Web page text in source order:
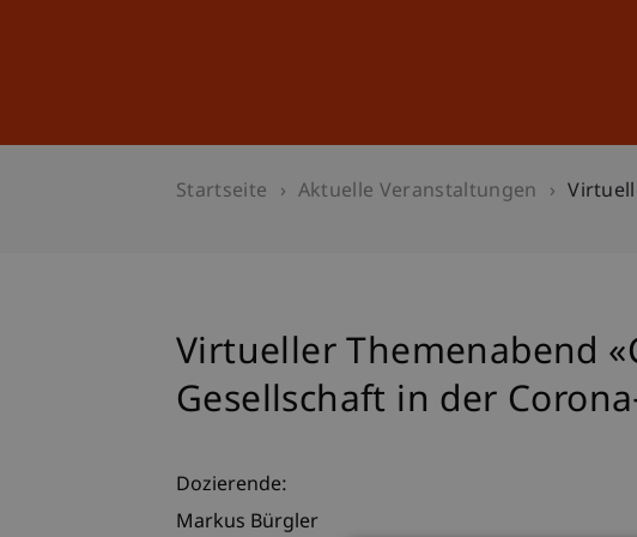
Startseite Aktuelle Veranstaltungen
Virtueller Themenabend
Gesellschaft in der
Dozierende:
Markus Bürgler